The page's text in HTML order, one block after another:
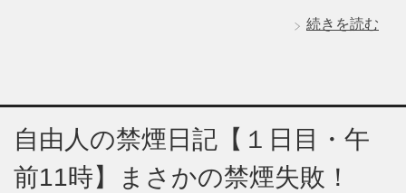
続きを読む
自由人の禁煙日記【１日目・午
前11時】まさかの禁煙失敗！